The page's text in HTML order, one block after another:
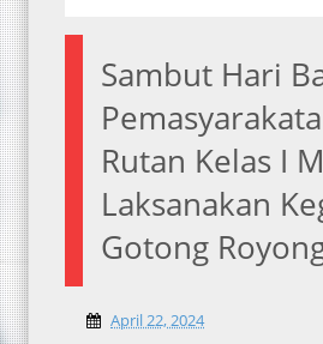
Sambut Hari
Rutan Kelas I
Laksanakan
Gotong
April 22, 2024